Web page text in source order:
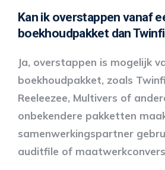
Kan ik overstappen vanaf
boekhoudpakket dan
Ja, overstappen is mogelijk
boekhoudpakket, zoals
Reeleezee, Multivers of
onbekendere pakketten
samenwerkingspartner
auditfile of